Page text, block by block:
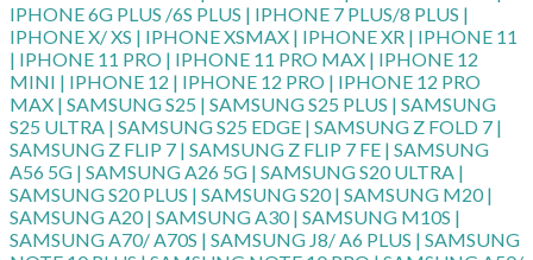
IPHONE 6G PLUS /6S PLUS | IPHONE 7 PLUS/8 PLUS |
IPHONE X/ XS | IPHONE XSMAX | IPHONE XR | IPHONE 11
| IPHONE 11 PRO | IPHONE 11 PRO MAX | IPHONE 12
MINI | IPHONE 12 | IPHONE 12 PRO | IPHONE 12 PRO
MAX | SAMSUNG S25 | SAMSUNG S25 PLUS | SAMSUNG
S25 ULTRA | SAMSUNG S25 EDGE | SAMSUNG Z FOLD 7 |
SAMSUNG Z FLIP 7 | SAMSUNG Z FLIP 7 FE | SAMSUNG
A56 5G | SAMSUNG A26 5G | SAMSUNG S20 ULTRA |
SAMSUNG S20 PLUS | SAMSUNG S20 | SAMSUNG M20 |
SAMSUNG A20 | SAMSUNG A30 | SAMSUNG M10S |
SAMSUNG A70/ A70S | SAMSUNG J8/ A6 PLUS | SAMSUNG